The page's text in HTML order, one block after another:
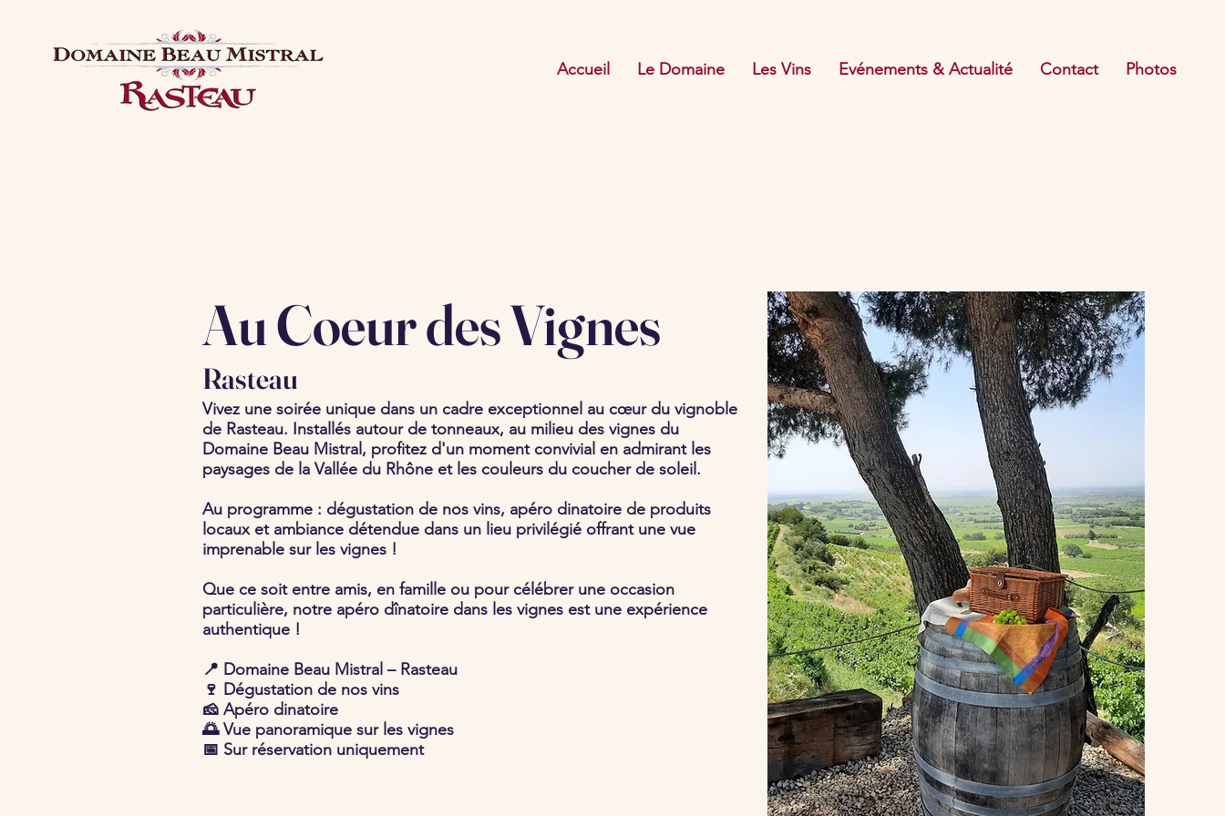
Accueil Le Domaine Les Vins Evénements & Actualité Contact Photos
​Rasteau
Au Coeur des Vignes
Vivez une soirée unique dans un cadre exceptionnel au cœur du vignoble
de Rasteau. Installés autour de tonneaux, au milieu des vignes du
Domaine Beau Mistral, profitez d'un moment convivial en admirant les
paysages de la Vallée du Rhône et les couleurs du coucher de soleil.
Au programme : dégustation de nos vins, apéro dinatoire de produits
locaux et ambiance détendue dans un lieu privilégié offrant une vue
imprenable sur les vignes !
Que ce soit entre amis, en famille ou pour célébrer une occasion
particulière, notre apéro dînatoire dans les vignes est une expérience
authentique !
📍 Domaine Beau Mistral – Rasteau
🍷 Dégustation de nos vins
🧀 Apéro dinatoire
🌅 Vue panoramique sur les vignes
📅 Sur réservation uniquement